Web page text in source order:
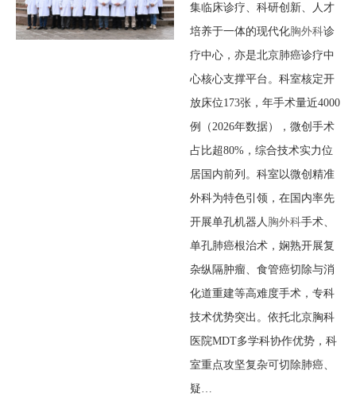
集临床诊疗、科研创新、人才
培养于一体的现代化胸外科诊
疗中心，亦是北京肺癌诊疗中
心核心支撑平台。科室核定开
放床位173张，年手术量近4000
例（2026年数据），微创手术
占比超80%，综合技术实力位
居国内前列。科室以微创精准
外科为特色引领，在国内率先
开展单孔机器人 胸外科手术、
单孔肺癌根治术，娴熟开展复
杂纵隔肿瘤、食管癌切除与消
化道重建等高难度手术，专科
技术优势突出。依托北京胸科
医院MDT多学科协作优势，科
室重点攻坚复杂可切除肺癌、
疑…